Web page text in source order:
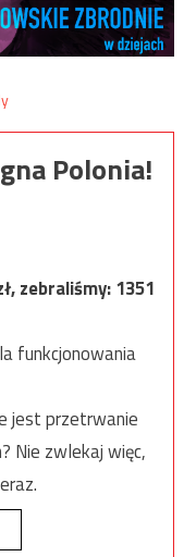
Polonia!
zebraliśmy:1351
funkcjonowania
jest przetrwanie
Nie zwlekaj więc,